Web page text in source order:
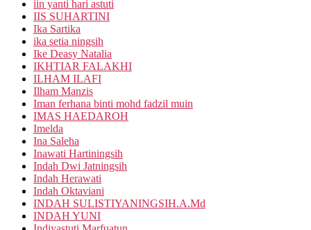
iin yanti hari astuti
IIS SUHARTINI
Ika Sartika
ika setia ningsih
Ike Deasy Natalia
IKHTIAR FALAKHI
ILHAM ILAFI
Ilham Manzis
Iman ferhana binti mohd fadzil muin
IMAS HAEDAROH
Imelda
Ina Saleha
Inawati Hartiningsih
Indah Dwi Jatningsih
Indah Herawati
Indah Oktaviani
INDAH SULISTIYANINGSIH.A.Md
INDAH YUNI